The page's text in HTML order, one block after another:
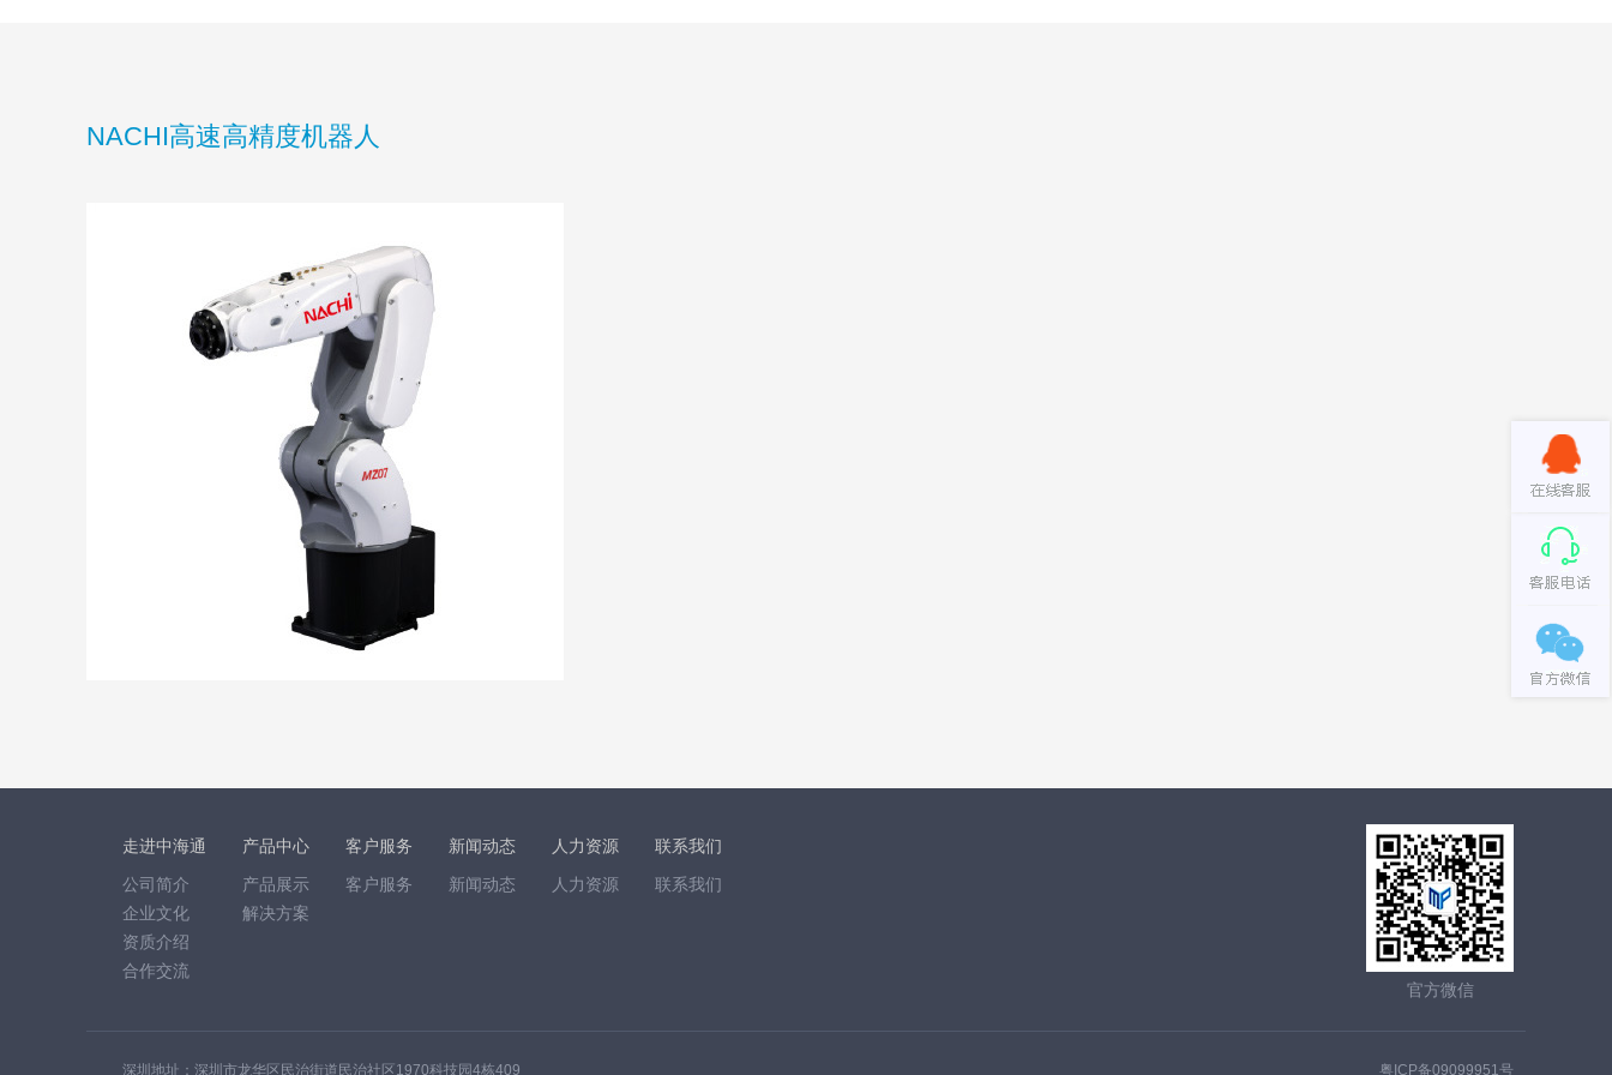
NACHI高速高精度机器人
走进中海通
公司简介
企业文化
资质介绍
合作交流
产品中心
产品展示
解决方案
客户服务
客户服务
新闻动态
新闻动态
人力资源
人力资源
联系我们
联系我们
官方微信
深圳地址：深圳市龙华区民治街道民治社区1970科技园4栋409 粤ICP备09099951号